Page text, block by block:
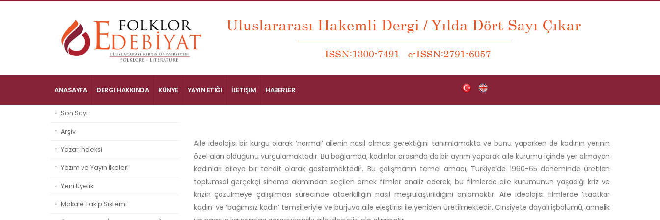
ANASAYFA DERGI HAKKINDA KÜNYE YAYIN ETIĞI İLETIŞIM HABERLER
Son Sayı
Arşiv
Yazar İndeksi
Yazım ve Yayın İlkeleri
Yeni Üyelik
Makale Takip Sistemi
Aile ideolojisi bir kurgu olarak ‘normal’ ailenin nasıl olması gerektiğini tanımlamakta ve bunu yaparken de kadının yerinin
özel alan olduğunu vurgulamaktadır. Bu bağlamda, kadınlar arasında da bir ayrım yaparak aile kurumu içinde yer almayan
kadınları aileye bir tehdit olarak göstermektedir. Bu çalışmanın temel amacı, Türkiye’de 1960-65 döneminde üretilen
toplumsal gerçekçi sinema akımından seçilen örnek filmler analiz ederek, bu filmlerde aile kurumunun yaşadığı kriz ve
krizin çözülmeye çalışılması sürecinde ataerkilliğin nasıl meşrulaştırıldığını anlamaktır. Aile ideolojisi filmlerde ‘itaatkâr
kadın’ ve ‘bağımsız kadın’ temsilleriyle ve burjuva aile eleştirisi ile yeniden üretilmektedir. Cinsiyete dayalı işbölümü, annelik